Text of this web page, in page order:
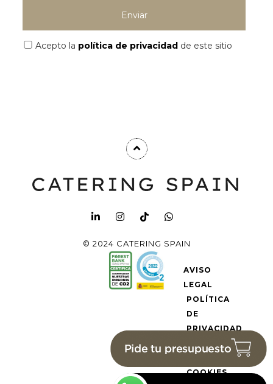
Acepto la política de privacidad de este sitio
© 2024 CATERING SPAIN
AVISO
LEGAL
POLÍTICA
DE
PRIVACIDAD
DE
COOKIES